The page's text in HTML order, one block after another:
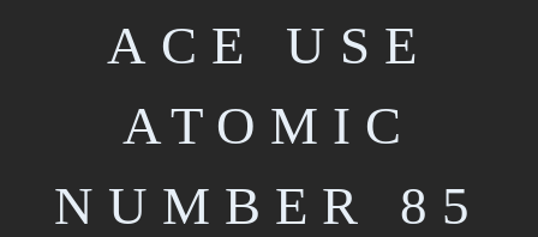
ACE USE
ATOMIC
NUMBER 85